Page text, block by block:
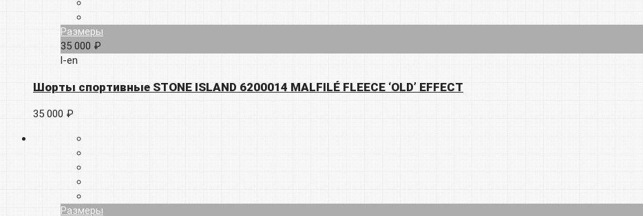
Размеры
35 000 ₽
l-en
Шорты спортивные STONE ISLAND 6200014 MALFILÉ FLEECE ‘OLD’ EFFECT
35 000 ₽
Размеры